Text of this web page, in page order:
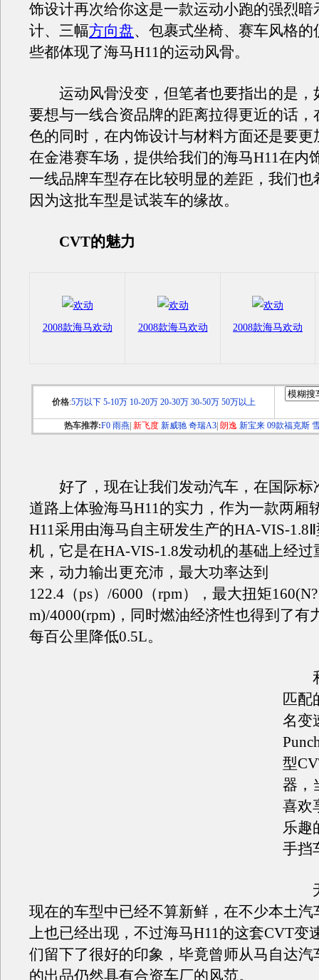
饰设计再次给你这是一款运动小跑的强烈暗
计、三幅方向盘、包裹式坐椅、赛车风格
些都体现了海马H11的运动风骨。
运动风骨没变，但笔者也要指出的是，
要想与一线合资品牌的距离拉得更近的话，
色的同时，在内饰设计与材料方面还是要更
在金港赛车场，提供给我们的海马H11在内
一线品牌车型存在比较明显的差距，我们也
因为这批车型是试装车的缘故。
CVT的魅力
2008款海马欢动 2008款海马欢动 2008款海马欢动
价格:5万以下 5-10万 10-20万 20-30万 30-50万 50万以上
热车推荐:F0 雨燕| 新飞度 新威驰 奇瑞A3| 朗逸 新宝来 09款福克斯
好了，现在让我们发动汽车，在国际标
道路上体验海马H11的实力，作为一款两厢
H11采用由海马自主研发生产的HA-VIS-
机，它是在HA-VIS-1.8发动机的基础上经过
来，动力输出更充沛，最大功率达到
122.4（ps）/6000（rpm），最大扭矩160(N?
m)/4000(rpm)，同时燃油经济性也得到了有
每百公里降低0.5L。
和
匹配
名变
型
器，
喜欢
乐趣
手挡
无
现在的车型中已经不算新鲜，在不少本土汽
上也已经出现，不过海马H11的这套CVT变
们留下了很好的印象，毕竟曾师从马自达汽
的出品仍然具有合资车厂的风范。